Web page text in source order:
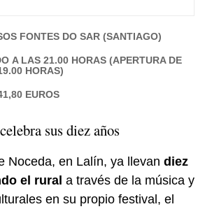
FONTES DO SAR (SANTIAGO)
A LAS 21.00 HORAS (APERTURA DE
HORAS)
EUROS
sus diez años
Noceda, en Lalín, ya llevan diez
el rural a través de la música y
en su propio festival, el